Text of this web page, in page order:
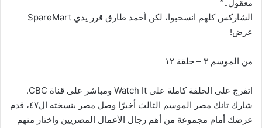
معقول..”
الشاركس كلهم انسحبوا، لكن أحمد طارق قرر يدي SpareMart
عرض!
من الموسم ٣ – حلقة ١٢
اتفرج على الحلقة كاملة على Watch It ومباشر على قناة CBC.
شارك تانك مصر الموسم الثالث أخيرًا وصل مصر بنسخته ال٤٧، قدم
عرضك أمام مجموعة من أهم رجال الأعمال المصريين واختار منهم